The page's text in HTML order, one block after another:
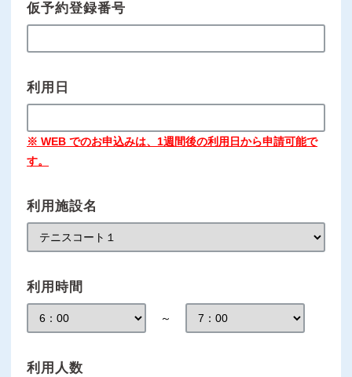
仮予約登録番号
利用日
※ WEB でのお申込みは、1週間後の利用日から申請可能で
す。
利用施設名
利用時間
～
利用人数